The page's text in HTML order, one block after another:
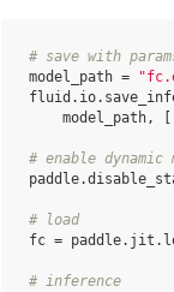
# save with
model_path =
fluid . io.
model_path,
# enable dynamic
paddle.
# load
fc = paddle. jit .
# inference